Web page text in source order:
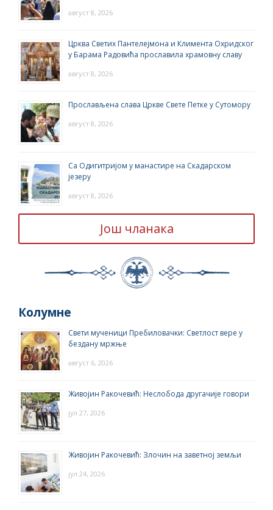
август 8, 2026
Црква Светих Пантелејмона и Климента Охридског
у Барама Радовића прославила храмовну славу
август 8, 2026
Прослављена слава Цркве Свете Петке у Сутомору
август 8, 2026
Са Одигитријом у манастире на Скадарском
језеру
август 8, 2026
Још чланака
Колумне
Свети мученици Пребиловачки: Светлост вере у
бездану мржње
август 6, 2026
Живојин Ракочевић: Неслобода другачије говори
јул 27, 2026
Живојин Ракочевић: Злочин на заветној земљи
јул 24, 2026